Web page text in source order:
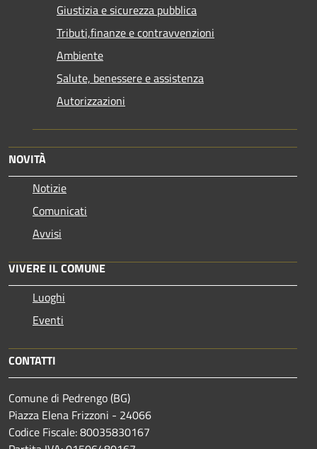
Giustizia e sicurezza pubblica
Tributi,finanze e contravvenzioni
Ambiente
Salute, benessere e assistenza
Autorizzazioni
NOVITÀ
Notizie
Comunicati
Avvisi
VIVERE IL COMUNE
Luoghi
Eventi
CONTATTI
Comune di Pedrengo (BG)
Piazza Elena Frizzoni - 24066
Codice Fiscale: 80035830167